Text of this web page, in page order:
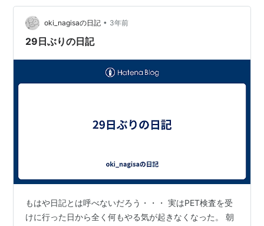
治療ができるのになと思いました。 学習のPET検査的な
のはマーキングによる弱点検査があります。 【マーキン
グ検査のやり方】 苦手な部分にマーカーします。２度目
oki_nagisaの日記 • 3年前
29日ぶりの日記
もはや日記とは呼べないだろう・・・ 実はPET検査を受
けに行った日から全く何もやる気が起きなくなった。 朝